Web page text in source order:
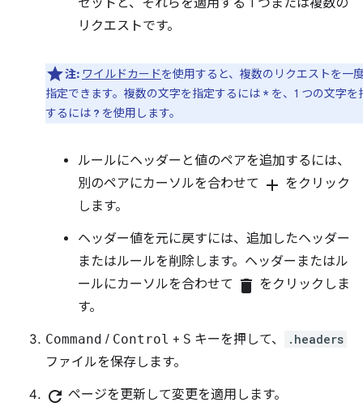
リクエストです。
注: ワイルドカードを使用すると、複数のリクエストを一
指定できます。複数の文字を指定するには * を、1 つの文字を
するには ? を使用します。
ルールにヘッダーと値のペアを追加するには、
別のペアにカーソルを合わせて add をクリック
します。
ヘッダー値を元に戻すには、追加したヘッダー
またはルールを削除します。ヘッダーまたはル
ールにカーソルを合わせて delete をクリックしま
す。
Command / Control + S キーを押して、 .headers
ファイルを保存します。
refresh ページを更新して変更を適用します。